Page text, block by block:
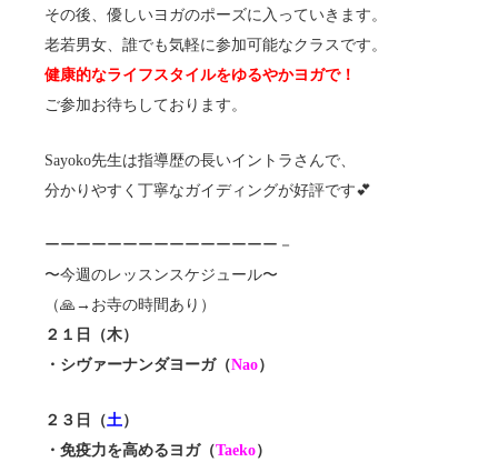
その後、優しいヨガのポーズに入っていきます。
老若男女、誰でも気軽に参加可能なクラスです。
健康的なライフスタイルをゆるやかヨガで！
ご参加お待ちしております。
Sayoko先生は指導歴の長いイントラさんで、
分かりやすく丁寧なガイディングが好評です💕
ーーーーーーーーーーーーーーー－
〜今週のレッスンスケジュール〜
（🙏→お寺の時間あり）
２１日（木）
・シヴァーナンダヨーガ（Nao）
２３日（土 ）
・免疫力を高めるヨガ（Taeko）